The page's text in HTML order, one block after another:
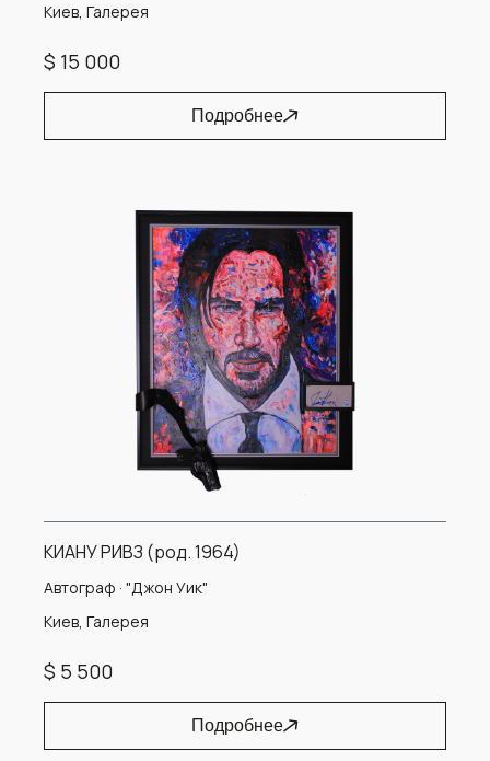
Киев, Галерея
$ 15 000
Подробнее
КИАНУ РИВЗ (род. 1964)
Автограф · "Джон Уик"
Киев, Галерея
$ 5 500
Подробнее